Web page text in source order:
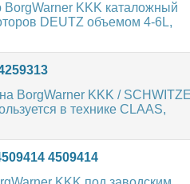
KKK каталожный
DEUTZ объемом 4-6L,
BorgWarner KKK /
в технике CLAAS,
4509414